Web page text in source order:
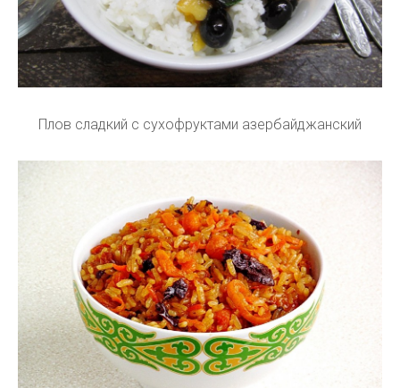
Плов сладкий с сухофруктами азербайджанский